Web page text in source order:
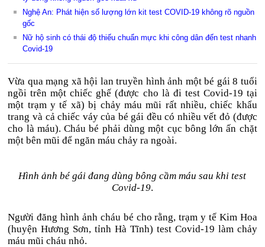
Nghệ An: Phát hiện số lượng lớn kit test COVID-19 không rõ nguồn
gốc
Nữ hộ sinh có thái độ thiếu chuẩn mực khi công dân đến test nhanh
Covid-19
Vừa qua mạng xã hội lan truyền hình ảnh một bé gái 8 tuổi
ngồi trên một chiếc ghế (được cho là đi test Covid-19 tại
một trạm y tế xã) bị chảy máu mũi rất nhiều, chiếc khẩu
trang và cả chiếc váy của bé gái đều có nhiều vết đỏ (được
cho là máu). Cháu bé phải dùng một cục bông lớn ấn chặt
một bên mũi để ngăn máu chảy ra ngoài.
Hình ảnh bé gái đang dùng bông cầm máu sau khi test
Covid-19.
Người đăng hình ảnh cháu bé cho rằng, trạm y tế Kim Hoa
(huyện Hương Sơn, tỉnh Hà Tĩnh) test Covid-19 làm chảy
máu mũi cháu nhỏ.